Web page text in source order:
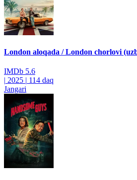
London aloqada / London chorlovi
IMDb 5.6
| 2025 | 114 daq
Jangari